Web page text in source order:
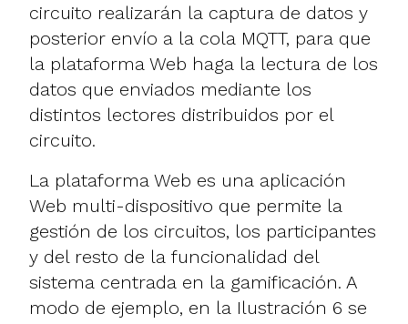
circuito realizarán la captura de datos y
posterior envío a la cola MQTT, para que
la plataforma Web haga la lectura de los
datos que enviados mediante los
distintos lectores distribuidos por el
circuito.
La plataforma Web es una aplicación
Web multi-dispositivo que permite la
gestión de los circuitos, los participantes
y del resto de la funcionalidad del
sistema centrada en la gamificación. A
modo de ejemplo, en la Ilustración 6 se